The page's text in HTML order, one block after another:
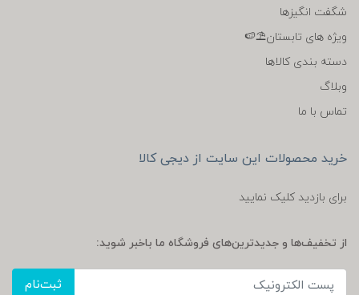
شگفت انگیزها
ویژه های تابستان⛱️🍉
دسته بندی کالاها
وبلاگ
تماس با ما
خرید محصولات این سایت از دیجی کالا
برای بازدید کلیک نمایید
از تخفیف‌ها و جدیدترین‌های فروشگاه ما باخبر شوید:
ثبت‌نام